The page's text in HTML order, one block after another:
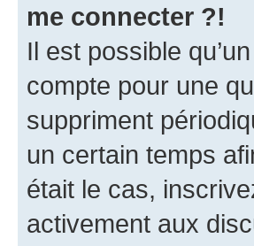
me connecter ?!
Il est possible
compte pour une
suppriment
un certain temps
était le cas,
activement aux